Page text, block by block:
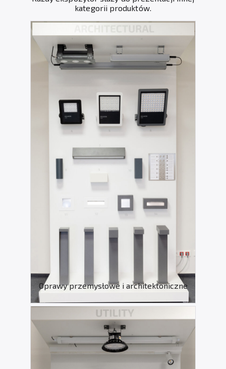
kategorii produktów.
Oprawy przemysłowe i architektoniczne